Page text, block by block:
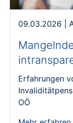
09.03.2026
Erfahrungen
OÖ